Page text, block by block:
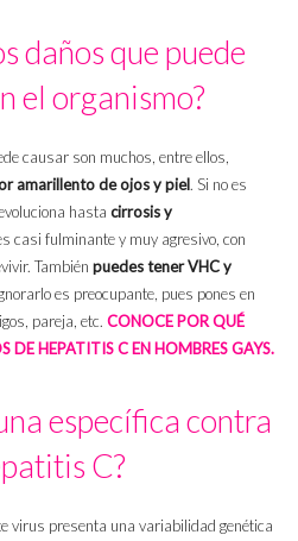
daños que puede
el organismo?
causar son muchos, entre ellos,
amarillento de ojos y piel. Si no es
hasta cirrosis y
casi fulminante y muy agresivo, con
También puedes tener VHC y
es preocupante, pues pones en
pareja, etc. CONOCE POR QUÉ
DE HEPATITIS C EN HOMBRES GAYS.
específica contra
C?
virus presenta una variabilidad genética